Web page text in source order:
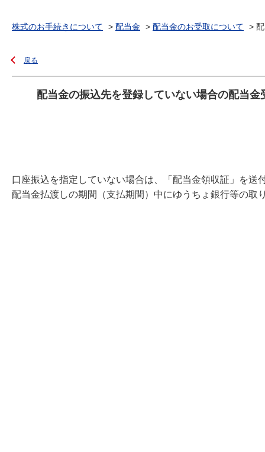
株式のお手続きについて > 配当金 > 配当金のお受取について >
戻る
配当金の振込先を登録していない場合の配当
口座振込を指定していない場合は、「配当金領収証」を送
配当金払渡しの期間（支払期間）中にゆうちょ銀行等の取